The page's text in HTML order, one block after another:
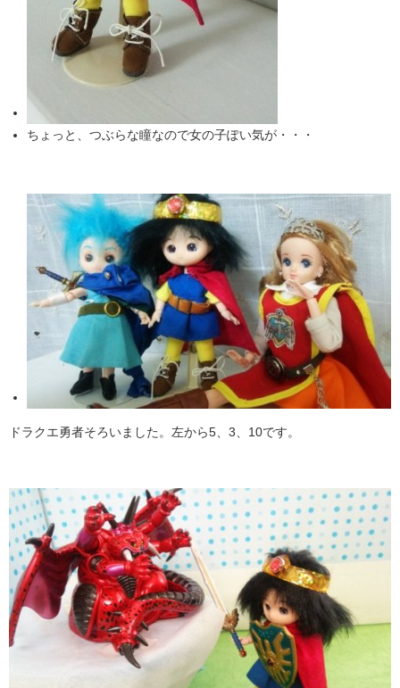
ちょっと、つぶらな瞳なので女の子ぽい気が・・・
ドラクエ勇者そろいました。左から5、3、10です。